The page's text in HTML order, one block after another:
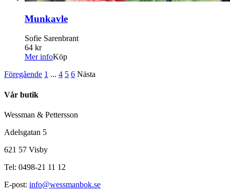
Munkavle
Sofie Sarenbrant
64 kr
Mer infoKöp
Föregående 1 ... 4 5 6 Nästa
Vår butik
Wessman & Pettersson
Adelsgatan 5
621 57 Visby
Tel: 0498-21 11 12
E-post: info@wessmanbok.se